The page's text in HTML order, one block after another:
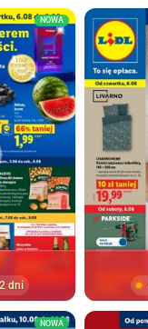
NOWA
dni
NOWA